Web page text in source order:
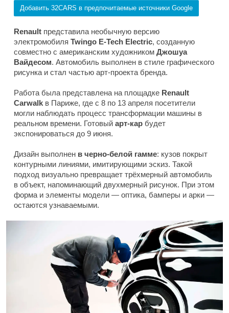
Добавить 32CARS в предпочитаемые источники Google
Renault представила необычную версию
электромобиля Twingo E-Tech Electric, созданную
совместно с американским художником Джошуа
Вайдесом. Автомобиль выполнен в стиле графического
рисунка и стал частью арт-проекта бренда.
Работа была представлена на площадке Renault
Carwalk в Париже, где с 8 по 13 апреля посетители
могли наблюдать процесс трансформации машины в
реальном времени. Готовый арт-кар будет
экспонироваться до 9 июня.
Дизайн выполнен в черно-белой гамме: кузов покрыт
контурными линиями, имитирующими эскиз. Такой
подход визуально превращает трёхмерный автомобиль
в объект, напоминающий двухмерный рисунок. При этом
форма и элементы модели — оптика, бамперы и арки —
остаются узнаваемыми.